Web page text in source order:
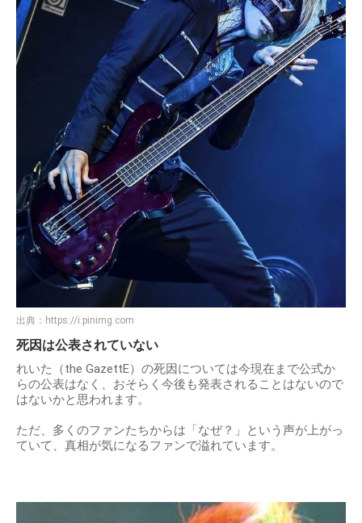
出典： https://i.pinimg.com
死因は公表されていない
れいた（the GazettE）の死因については今現在まで公式か
らの公表はなく、おそらく今後も発表されることはないので
はないかと思われます。
ただ、多くのファンたちからは「なぜ？」という声が上がっ
ていて、真相が気になるファンで溢れています。